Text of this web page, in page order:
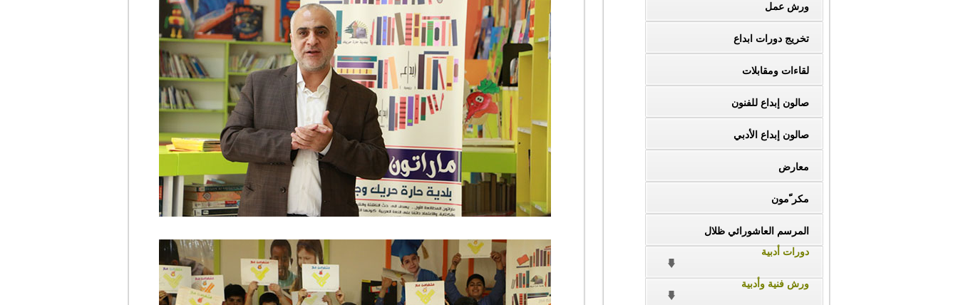
ورش عمل
تخريج دورات ابداع
لقاءات ومقابلات
صالون إبداع للفنون
صالون إبداع الأدبي
معارض
مكر ّمون
المرسم العاشورائي ظلال
دورات أدبية
ورش فنية وأدبية